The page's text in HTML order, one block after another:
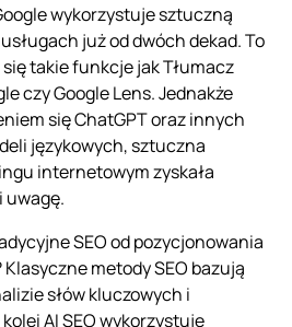
wykorzystuje sztuczną
już od dwóch dekad. To
takie funkcje jak Tłumacz
czy Google Lens. Jednakże
się ChatGPT oraz innych
językowych, sztuczna
internetowym zyskała
uwagę.
SEO od pozycjonowania
metody SEO bazują
słów kluczowych i
AI SEO wykorzystuje